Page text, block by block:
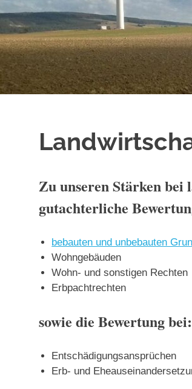
Zu unseren Stärken
gutachterliche
bebauten und unbebauten
Wohngebäuden
Wohn- und sonstigen Rechten
Erbpachtrechten
sowie die Bewertung bei:
Entschädigungsansprüchen
Erb- und